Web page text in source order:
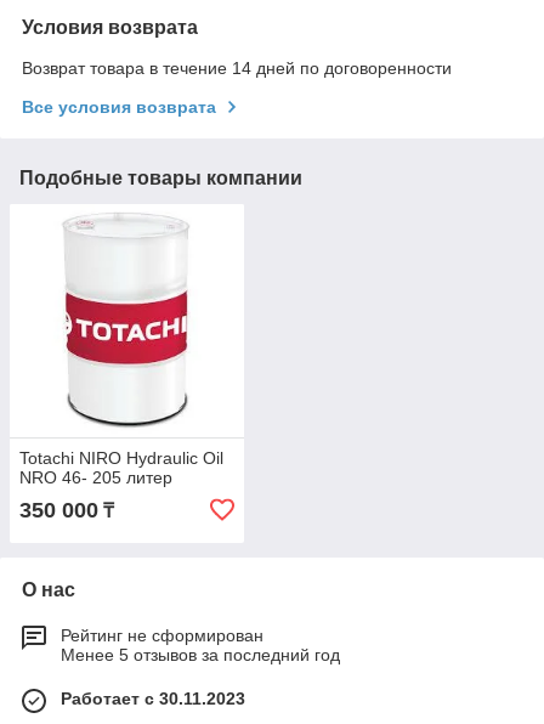
Условия возврата
Возврат товара в течение 14 дней по договоренности
Все условия возврата
Подобные товары компании
Totachi NIRO Hydraulic Oil
NRO 46- 205 литер
350 000 ₸
О нас
Рейтинг не сформирован
Менее 5 отзывов за последний год
Работает с 30.11.2023